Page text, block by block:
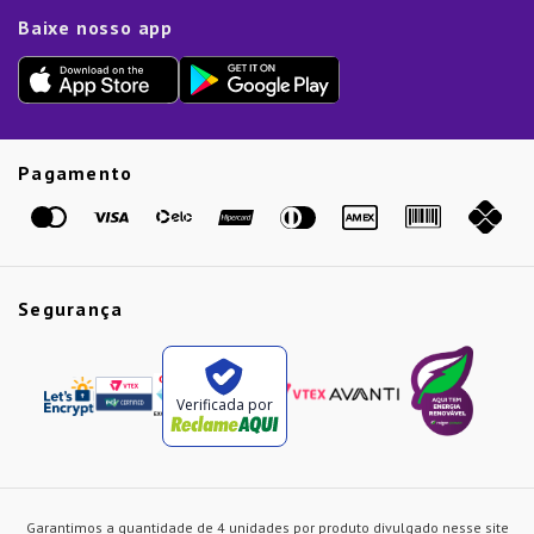
Lista de Presentes
Dia das Mães
Dia dos Pais
Presente de Natal
Baixe nosso app
Pagamento
Segurança
Verificada por
Garantimos a quantidade de 4 unidades por produto divulgado nesse site